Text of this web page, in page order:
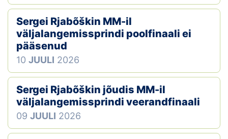
Sergei Rjabõškin MM-il
väljalangemissprindi poolfinaali ei
pääsenud
10 JUULI 2026
Sergei Rjabõškin jõudis MM-il
väljalangemissprindi veerandfinaali
09 JUULI 2026